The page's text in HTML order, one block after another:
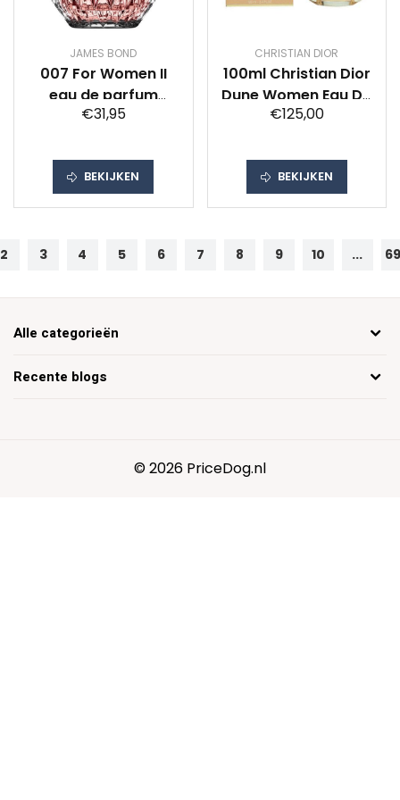
JAMES BOND
007 For Women II
eau de parfum
spray 30 ml
€31,95
BEKIJKEN
CHRISTIAN DIOR
100ml Christian Dior
Dune Women Eau De
Toilette Spray
€125,00
BEKIJKEN
2 3 4 5 6 7 8 9 10 ...
Recente blogs
Alle categorieën
© 2026 PriceDog.nl